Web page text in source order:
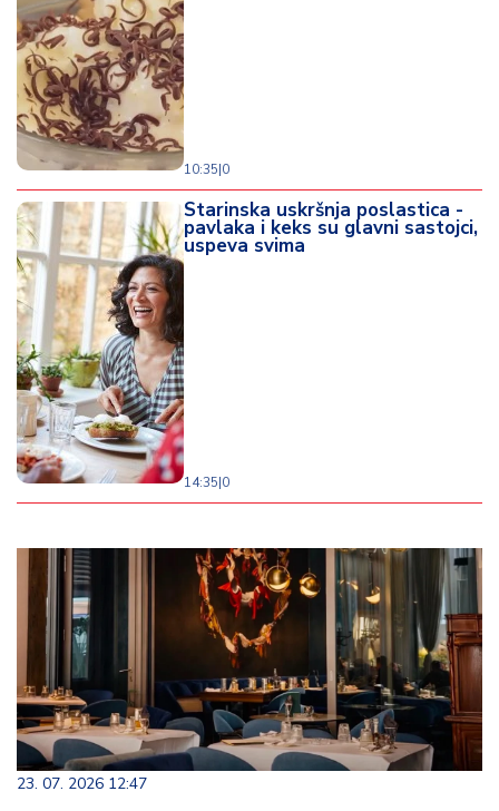
10:35|0
Starinska uskršnja poslastica -
pavlaka i keks su glavni sastojci,
uspeva svima
14:35|0
23. 07. 2026 12:47